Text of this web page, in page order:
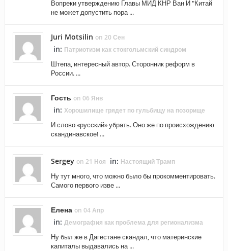
Вопреки утверждению Главы МИД КНР Ван И "Китай
не может допустить пора ...
Juri Motsilin on 20 Сен
in: Патриотизм как стокгольмский синдром
Штепа, интересный автор. Сторонник реформ в
России. ...
Гость on 06 Янв
in: Хорошилище грядет по гульбищу на позорище
И слово «русский» убрать. Оно же по происхождению
скандинавское! ...
Sergey on 21 Ноя in: Настоящий Трамп
Ну тут много, что можно было бы прокомментировать.
Самого первого изве ...
Елена on 04 Апр
in: Демография как проблема для регионализма
Ну был же в Дагестане скандал, что материнские
капиталы выдавались на ...